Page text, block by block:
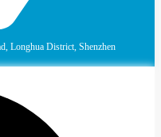
Longhua District, Shenzhen